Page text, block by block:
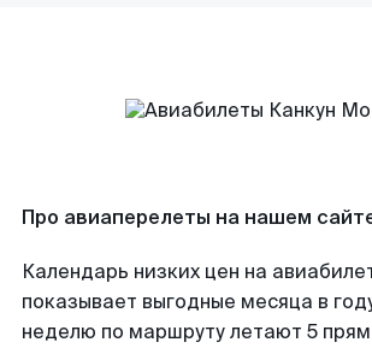
Про авиаперелеты на нашем
Календарь низких цен на
показывает выгодные месяца в
неделю по маршруту летают 5